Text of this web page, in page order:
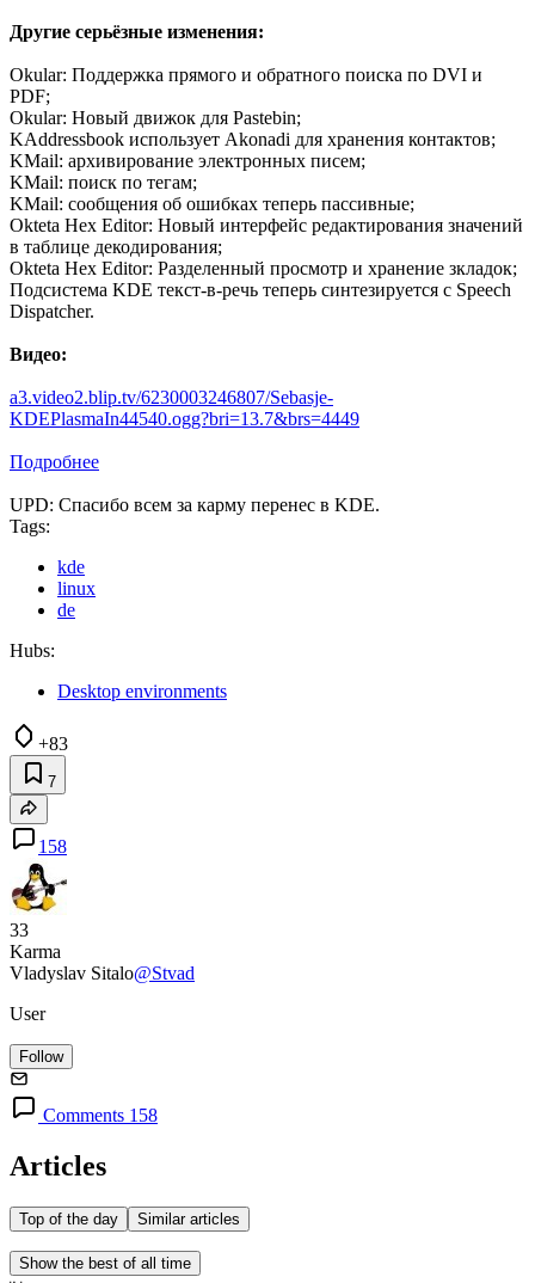
Другие серьёзные изменения:
Okular: Поддержка прямого и обратного поиска по DVI и
PDF;
Okular: Новый движок для Pastebin;
KAddressbook использует Akonadi для хранения контактов;
KMail: архивирование электронных писем;
KMail: поиск по тегам;
KMail: сообщения об ошибках теперь пассивные;
Okteta Hex Editor: Новый интерфейс редактирования значений
в таблице декодирования;
Okteta Hex Editor: Разделенный просмотр и хранение зкладок;
Подсистема KDE текст-в-речь теперь синтезируется с Speech
Dispatcher.
Видео:
a3.video2.blip.tv/6230003246807/Sebasje-
KDEPlasmaIn44540.ogg?bri=13.7&brs=4449
Подробнее
UPD: Спасибо всем за карму перенес в KDE.
Tags:
kde
linux
de
Hubs:
Desktop environments
+83
7
158
33
Karma
Vladyslav Sitalo@Stvad
User
Follow
Comments 158
Articles
Top of the day Similar articles
Show the best of all time